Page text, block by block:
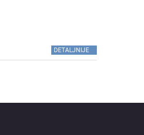
DETALJNIJE